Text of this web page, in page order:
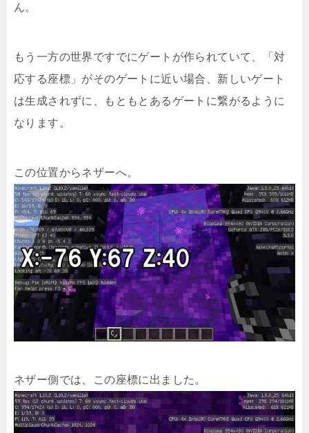
ん。
もう一方の世界ですでにゲートが作られていて、「対
応する座標」がそのゲートに近い場合、新しいゲート
は生成されずに、もともとあるゲートに繋がるように
なります。
この位置からネザーへ。
ネザー側では、この座標に出ました。